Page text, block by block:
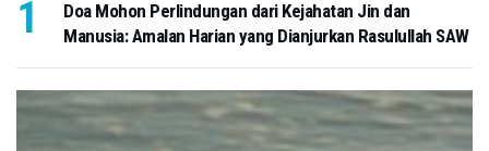
Doa Mohon Perlindungan dari Kejahatan Jin dan
Manusia: Amalan Harian yang Dianjurkan Rasulullah SAW